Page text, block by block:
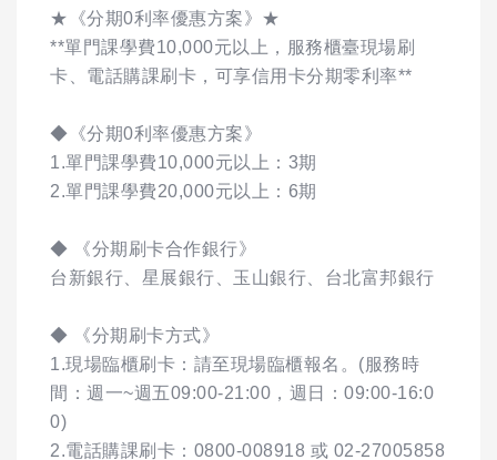
★《分期0利率優惠方案》★
**單門課學費10,000元以上，服務櫃臺現場刷
卡、電話購課刷卡，可享信用卡分期零利率**
◆《分期0利率優惠方案》
1.單門課學費10,000元以上：3期
2.單門課學費20,000元以上：6期
◆ 《分期刷卡合作銀行》
台新銀行、星展銀行、玉山銀行、台北富邦銀行
◆ 《分期刷卡方式》
1.現場臨櫃刷卡：請至現場臨櫃報名。(服務時
間：週一~週五09:00-21:00，週日：09:00-16:0
0)
2.電話購課刷卡：0800-008918 或 02-27005858